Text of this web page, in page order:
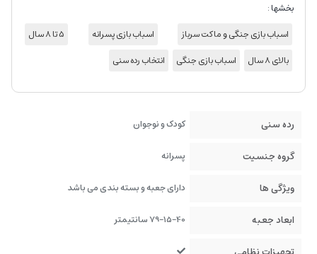
بخشها :
اسباب بازی جنگی و ماکت سرباز
اسباب بازی پسرانه
5 تا 8 سال
بالای 8 سال
اسباب بازی جنگی انتخاب رده سنی
رده سنی کودک و نوجوان
گروه جنسیت پسرانه
ویژگی ها دارای جعبه و بسته بندی می باشد
ابعاد جعبه 79-15-40 سانتیمتر